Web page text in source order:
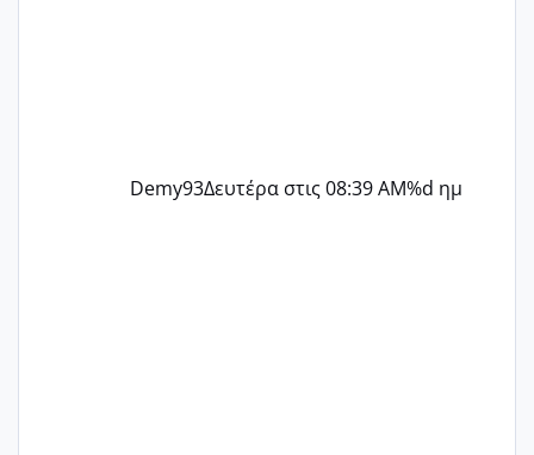
Demy93Δευτέρα στις 08:39 AM%d ημ